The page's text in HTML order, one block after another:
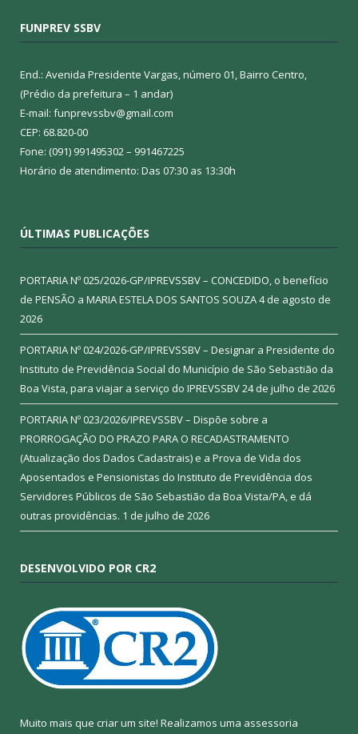
FUNPREV SSBV
End.: Avenida Presidente Vargas, número 01, Bairro Centro,
(Prédio da prefeitura – 1 andar)
E-mail: funprevssbv@gmail.com
CEP: 68.820-00
Fone: (091) 991495302 – 991467225
Horário de atendimento: Das 07:30 as 13:30h
ÚLTIMAS PUBLICAÇÕES
PORTARIA Nº 025/2026-GP/IPREVSSBV – CONCEDIDO, o benefício
de PENSÃO a MARIA ESTELA DOS SANTOS SOUZA4 de agosto de
2026
PORTARIA Nº 024/2026-GP/IPREVSSBV – Designar a Presidente do
Instituto de Previdência Social do Município de São Sebastião da
Boa Vista, para viajar a serviço do IPREVSSBV24 de julho de 2026
PORTARIA Nº 023/2026/IPREVSSBV – Dispõe sobre a
PRORROGAÇÃO DO PRAZO PARA O RECADASTRAMENTO
(Atualização dos Dados Cadastrais) e a Prova de Vida dos
Aposentados e Pensionistas do Instituto de Previdência dos
Servidores Públicos de São Sebastião da Boa Vista/PA, e dá
outras providências. 1 de julho de 2026
DESENVOLVIDO POR CR2
Muito mais que criar um site! Realizamos uma assessoria